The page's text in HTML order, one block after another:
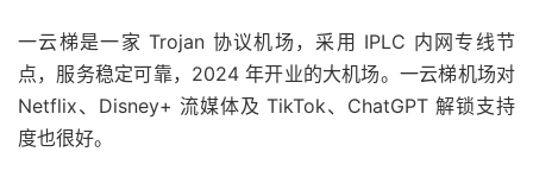
一云梯是一家 Trojan 协议机场，采用 IPLC 内网专线节
点，服务稳定可靠，2024 年开业的大机场。一云梯机场对
Netflix、Disney+ 流媒体及 TikTok、ChatGPT 解锁支持
度也很好。